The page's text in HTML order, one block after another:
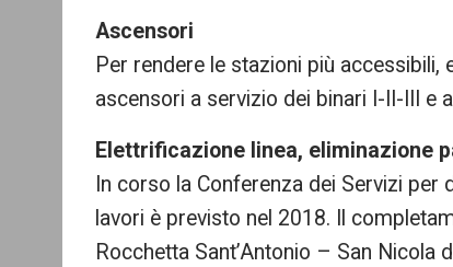
Ascensori
Per rendere le stazioni più
ascensori a servizio dei binari I-II-III e
Elettrificazione linea, eliminazione
In corso la Conferenza dei Servizi per
lavori è previsto nel 2018. Il
Rocchetta Sant’Antonio – San